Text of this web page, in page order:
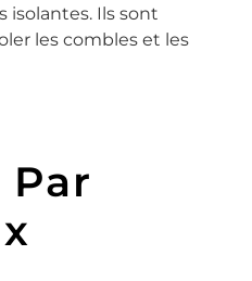
isolantes. Ils sont
les combles et les